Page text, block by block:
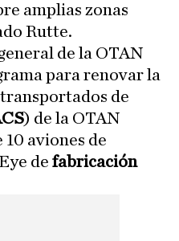
amplias zonas
Rutte.
de la OTAN
para renovar la
de
) de la OTAN
aviones de
de fabricación